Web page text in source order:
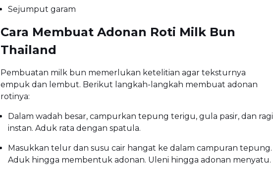
Sejumput garam
Cara Membuat Adonan Roti Milk Bun
Thailand
Pembuatan milk bun memerlukan ketelitian agar teksturnya
empuk dan lembut. Berikut langkah-langkah membuat adonan
rotinya:
Dalam wadah besar, campurkan tepung terigu, gula pasir, dan ragi
instan. Aduk rata dengan spatula.
Masukkan telur dan susu cair hangat ke dalam campuran tepung.
Aduk hingga membentuk adonan. Uleni hingga adonan menyatu.